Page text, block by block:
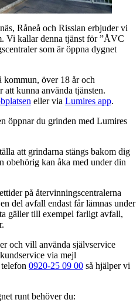
Råneå och Risslan erbjuder vi
Vi kallar denna tjänst för ”ÅVC
som är öppna dygnet
över 18 år och
kunna använda tjänsten.
eller via Lumires app.
öppnar du grinden med Lumires
att grindarna stängs bakom dig
obehörig kan åka med under din
på återvinningscentralerna
del avfall endast får lämnas under
gäller till exempel farligt avfall,
och vill använda självservice
via mejl
0920-25 09 00 så hjälper vi
runt behöver du: